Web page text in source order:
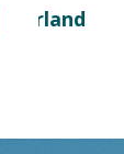
Spaans